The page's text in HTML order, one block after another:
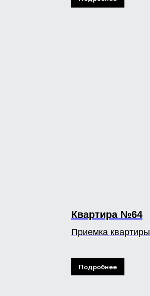
Квартира №64
Приемка квартиры
Подробнее